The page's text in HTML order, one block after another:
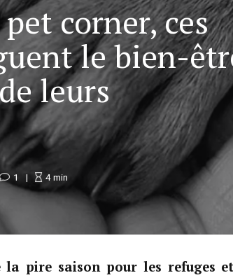
corner, ces
le bien-
leurs
1 4min
pire saison pour les refuges